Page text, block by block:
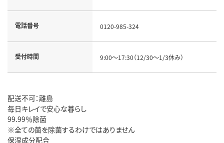
電話番号 0120-985-324
受付時間 9:00～17:30（12/30～1/3休み）
配送不可：離島
毎日キレイで安心な暮らし
99.99％除菌
※全ての菌を除菌するわけではありません
保湿成分配合